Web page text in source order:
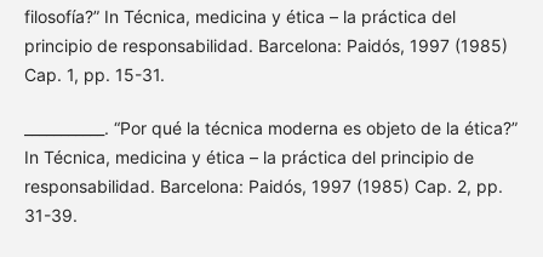
filosofía?” In Técnica, medicina y ética – la práctica del
principio de responsabilidad. Barcelona: Paidós, 1997 (1985)
Cap. 1, pp. 15-31.
___________. “Por qué la técnica moderna es objeto de la ética?”
In Técnica, medicina y ética – la práctica del principio de
responsabilidad. Barcelona: Paidós, 1997 (1985) Cap. 2, pp.
31-39.